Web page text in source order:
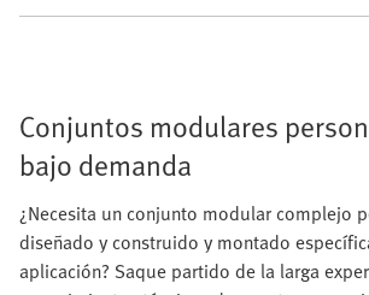
Conjuntos modulares
bajo demanda
¿Necesita un conjunto modular complejo
diseñado y construido y montado
aplicación? Saque partido de la larga